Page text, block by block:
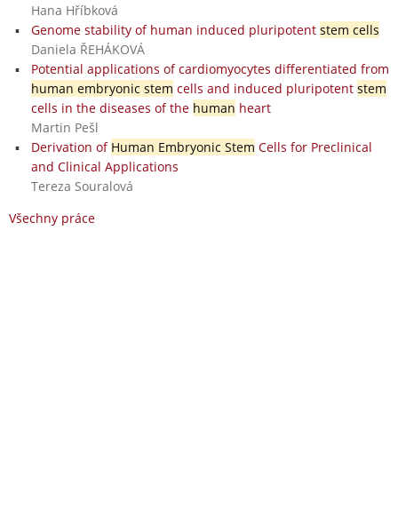
Hana Hříbková
Genome stability of human induced pluripotent stem cells
Daniela ŘEHÁKOVÁ
Potential applications of cardiomyocytes differentiated from
human embryonic stem cells and induced pluripotent stem
cells in the diseases of the human heart
Martin Pešl
Derivation of Human Embryonic Stem Cells for Preclinical
and Clinical Applications
Tereza Souralová
Všechny práce